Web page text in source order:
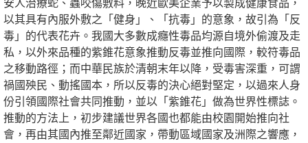
安人治療蛇、蟲咬傷敷料，晚近歐美企業予以製成健康食品，
以其具有內服外敷之「健身」、「抗毒」的意象，故引為「反
毒」的代表花卉。我國大多數成癮性毒品均源自境外偷渡及走
私，以外來品種的紫錐花意象推動反毒並推向國際，較符毒品
之移動路徑；而中華民族於清朝末年以降，受毒害深重，可謂
禍國殃民、動搖國本，所以反毒的決心絕對堅定，以過來人身
份引領國際社會共同推動，並以「紫錐花」做為世界性標誌。
推動的方法上，初步建議世界各國也都能由校園開始推向社
會，再由其國內推至鄰近國家，帶動區域國家及洲際之響應，